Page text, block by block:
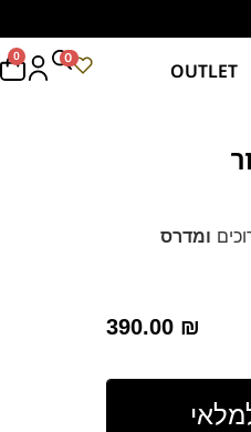
OUTLET
0 0
ומדרס
390.00 ₪